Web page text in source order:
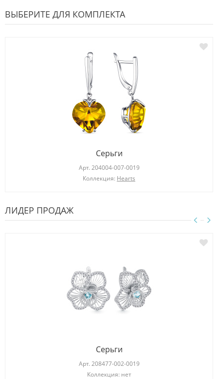
ВЫБЕРИТЕ ДЛЯ КОМПЛЕКТА
Серьги
Арт. 204004-007-0019
Коллекция: Hearts
ЛИДЕР ПРОДАЖ
Серьги
Арт. 208477-002-0019
Коллекция: нет